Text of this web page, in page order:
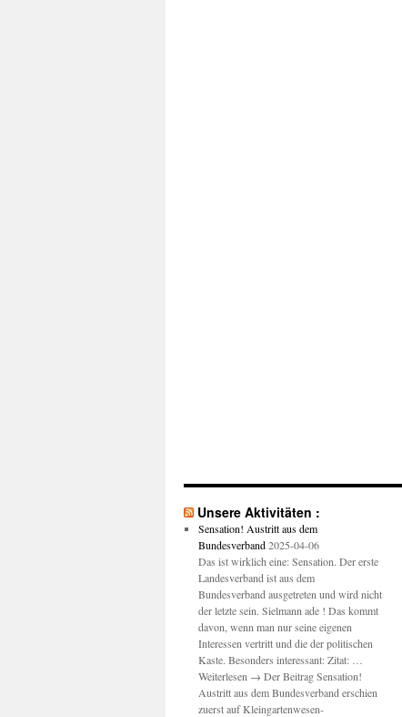
Unsere Aktivitäten :
Sensation! Austritt aus dem
Bundesverband 2025-04-06
Das ist wirklich eine: Sensation. Der erste
Landesverband ist aus dem
Bundesverband ausgetreten und wird nicht
der letzte sein. Sielmann ade ! Das kommt
davon, wenn man nur seine eigenen
Interessen vertritt und die der politischen
Kaste. Besonders interessant: Zitat: …
Weiterlesen → Der Beitrag Sensation!
Austritt aus dem Bundesverband erschien
zuerst auf Kleingartenwesen-